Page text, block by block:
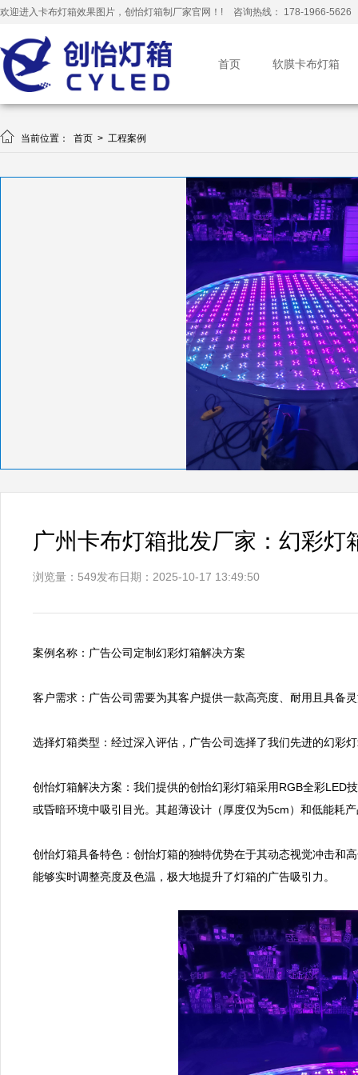
欢迎进入卡布灯箱效果图片，创怡灯箱制厂家官网！! 咨询热线： 178-1966-5626
首页 软膜卡布灯箱
 当前位置： 首页 > 工程案例
广州卡布灯箱批发厂家：幻彩
浏览量：549发布日期：2025-10-17 13:49:50
案例名称：广告公司定制幻彩灯箱解决方案
客户需求：广告公司需要为其客户提供一款高亮度、耐用且具备
选择灯箱类型：经过深入评估，广告公司选择了我们先进的幻彩
创怡灯箱解决方案：我们提供的创怡幻彩灯箱采用RGB全彩LED
或昏暗环境中吸引目光。其超薄设计（厚度仅为5cm）和低能耗
创怡灯箱具备特色：创怡灯箱的独特优势在于其动态视觉冲击和
能够实时调整亮度及色温，极大地提升了灯箱的广告吸引力。